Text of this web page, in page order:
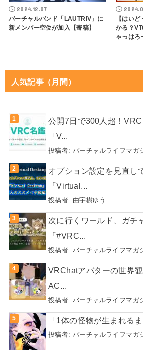
2024.12.07
バーチャルバンド「LAUTRIV」に
新メンバー空位が加入【寄稿】
【はい
かる？
ゃっはろ
人気記事（月間）
公開7日で300人超！
「V...
投稿者: バーチャルライフマガ
オプション設定を見直し
『Virtual...
投稿者: 由宇樹ゆう
次に行くワールド、ガチ
『#VRC...
投稿者: バーチャルライフマガ
VRChatアバターの世界観
AC...
投稿者: バーチャルライフマガ
「1体の怪物が生まれる
投稿者: バーチャルライフマガ